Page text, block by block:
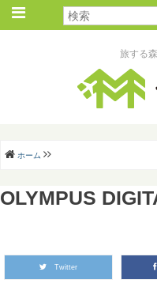
旅する
ホーム
OLYMPUS
Twitter